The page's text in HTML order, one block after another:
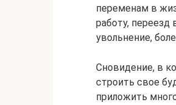
переменам в
работу, переезд
увольнение,
Сновидение, в
строить свое
приложить